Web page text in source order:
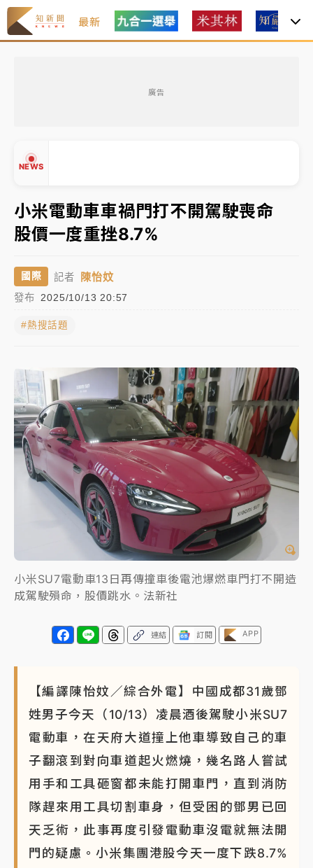
最新
廣告
NEWS
有片｜
連根拔起
中颱白海豚風雨來了！中部以北防豪雨 今晚、明天影
響最劇烈
白海豚逼近！北市水門只出不進 未移置車輛最高罰
油價持續凍漲！ 中油宣布下周一汽柴油價格維持不變
有片｜ 白海豚暴風圈逼近！新北淡水赫見龍捲風 榕樹
連根拔起
中颱白海豚風雨來了！中部以北防豪雨 今晚、明天影
響最劇烈
白海豚逼近！北市水門只出不進 未移置車輛最高罰
4800＋拖吊費
小米電動車車禍門打不開駕駛喪命
股價一度重挫8.7%
國際 記者 陳怡妏
發布 2025/10/13 20:57
#熱搜話題
小米SU7電動車13日再傳撞車後電池爆燃車門打不開造
成駕駛殞命，股價跳水。法新社
連結 訂閱 APP
【編譯陳怡妏／綜合外電】中國成都31歲鄧
姓男子今天（10/13）凌晨酒後駕駛小米SU7
電動車，在天府大道撞上他車導致自己的車
子翻滾到對向車道起火燃燒，幾名路人嘗試
用手和工具砸窗都未能打開車門，直到消防
隊趕來用工具切割車身，但受困的鄧男已回
天乏術，此事再度引發電動車沒電就無法開
門的疑慮。小米集團港股今天一度下跌8.7%